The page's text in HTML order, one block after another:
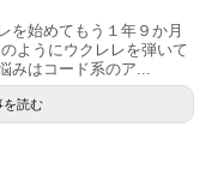
を始めてもう１年９か月
ようにウクレレを弾いて
みはコード系のア...
を読む